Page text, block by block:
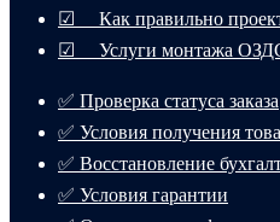
☑ Как правильно
☑ Услуги монтажа
✅ Проверка статуса заказа
✅ Условия получения
✅ Восстановление
✅ Условия гарантии